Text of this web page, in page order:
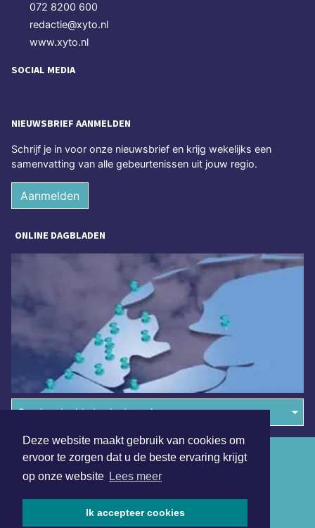
Deze website maakt gebruik van cookies om
ervoor te zorgen dat u de beste ervaring krijgt
op onze website Lees meer
Ik accepteer cookies
072 8200 600
redactie@xyto.nl
www.xyto.nl
SOCIAL MEDIA
NIEUWSBRIEF AANMELDEN
Schrijf je in voor onze nieuwsbrief en krijg wekelijks een
samenvatting van alle gebeurtenissen uit jouw regio.
Aanmelden
ONLINE DAGBLADEN
Overige dagbladen in de regio
Algemene voorwaarden
Disclaimer